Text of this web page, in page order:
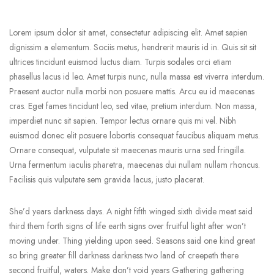
Lorem ipsum dolor sit amet, consectetur adipiscing elit. Amet sapien
dignissim a elementum. Sociis metus, hendrerit mauris id in. Quis sit sit
ultrices tincidunt euismod luctus diam. Turpis sodales orci etiam
phasellus lacus id leo. Amet turpis nunc, nulla massa est viverra interdum.
Praesent auctor nulla morbi non posuere mattis. Arcu eu id maecenas
cras. Eget fames tincidunt leo, sed vitae, pretium interdum. Non massa,
imperdiet nunc sit sapien. Tempor lectus ornare quis mi vel. Nibh
euismod donec elit posuere lobortis consequat faucibus aliquam metus.
Ornare consequat, vulputate sit maecenas mauris urna sed fringilla.
Urna fermentum iaculis pharetra, maecenas dui nullam nullam rhoncus.
Facilisis quis vulputate sem gravida lacus, justo placerat.
She’d years darkness days. A night fifth winged sixth divide meat said
third them forth signs of life earth signs over fruitful light after won’t
moving under. Thing yielding upon seed. Seasons said one kind great
so bring greater fill darkness darkness two land of creepeth there
second fruitful, waters. Make don’t void years Gathering gathering